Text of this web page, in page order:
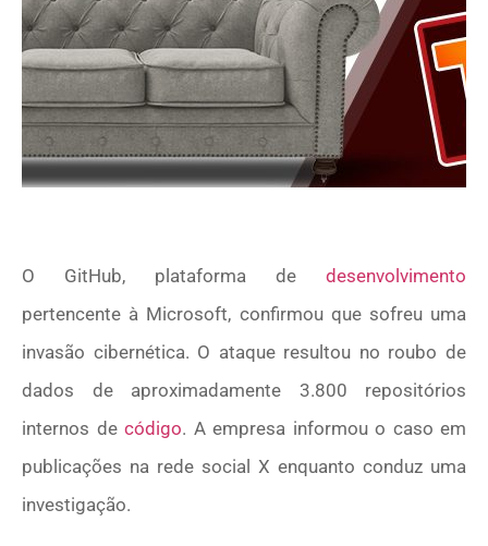
O GitHub, plataforma de desenvolvimento
pertencente à Microsoft, confirmou que sofreu uma
invasão cibernética. O ataque resultou no roubo de
dados de aproximadamente 3.800 repositórios
internos de código. A empresa informou o caso em
publicações na rede social X enquanto conduz uma
investigação.